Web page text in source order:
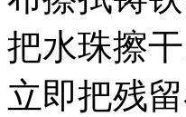
把水珠擦
立即把残